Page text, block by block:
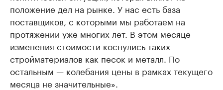
положение дел на рынке. У нас есть база
поставщиков, с которыми мы работаем на
протяжении уже многих лет. В этом месяце
изменения стоимости коснулись таких
стройматериалов как песок и металл. По
остальным — колебания цены в рамках текущего
месяца не значительные».